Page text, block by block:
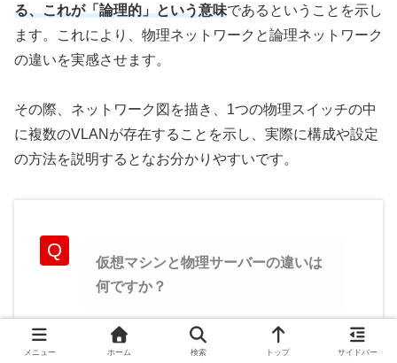
る、これが「論理的」という意味であるということを示し
ます。これにより、物理ネットワークと論理ネットワーク
の違いを実感させます。
その際、ネットワーク図を描き、1つの物理スイッチの中
に複数のVLANが存在することを示し、実際に構成や設定
の方法を説明するとなお分かりやすいです。
仮想マシンと物理サーバーの違いは
何ですか？
メニュー ホーム 検索 トップ サイドバー